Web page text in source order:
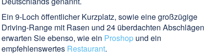
Ein 9-Loch öffentlicher Kurzplatz, sowie eine großzügige
Driving-Range mit Rasen und 24 überdachten Abschlägen
erwarten Sie ebenso, wie ein Proshop und ein
empfehlenswertes Restaurant.